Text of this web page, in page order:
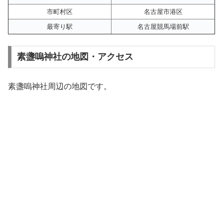
市町村区
名古屋市港区
最寄り駅
名古屋競馬場前駅
素盞嗚神社の地図・アクセス
素盞嗚神社周辺の地図です。